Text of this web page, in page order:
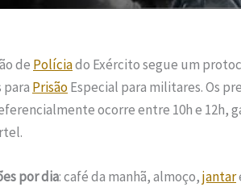
de Políciado Exército segue um
para PrisãoEspecial para militares. Os
ocorre entre 10h e 12h,
por dia: café da manhã, almoço,jantar